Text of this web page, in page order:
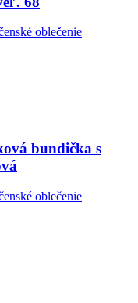
oblečenie
bundička s
oblečenie